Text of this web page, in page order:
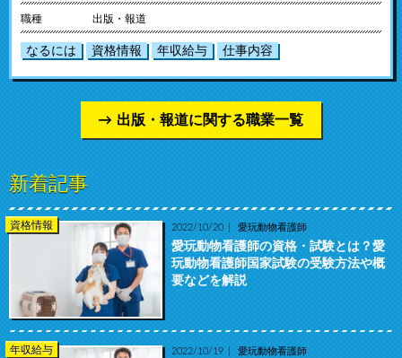
職種 出版・報道
なるには 資格情報 年収給与 仕事内容
出版・報道に関する職業一覧
新着記事
資格情報 2022/10/20 愛玩動物看護師
愛玩動物看護師の資格・試験とは？愛
玩動物看護師国家試験の受験方法や概
要などを解説
年収給与 2022/10/19 愛玩動物看護師